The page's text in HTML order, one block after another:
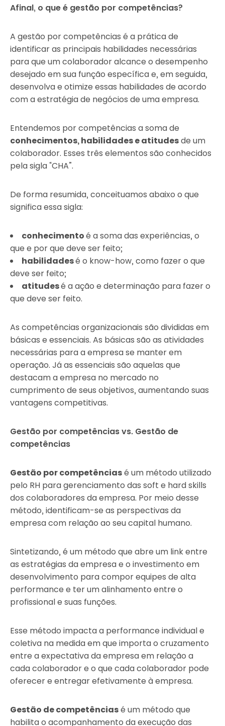
Afinal, o que é gestão por competências?
A gestão por competências é a prática de
identificar as principais habilidades necessárias
para que um colaborador alcance o desempenho
desejado em sua função específica e, em seguida,
desenvolva e otimize essas habilidades de acordo
com a estratégia de negócios de uma empresa.
Entendemos por competências a soma de
conhecimentos, habilidades e atitudesde um
colaborador. Esses três elementos são conhecidos
pela sigla “CHA”.
De forma resumida, conceituamos abaixo o que
significa essa sigla:
conhecimentoé a soma das experiências, o
que e por que deve ser feito;
habilidadesé o know-how, como fazer o que
deve ser feito;
atitudesé a ação e determinação para fazer o
que deve ser feito.
As competências organizacionais são divididas em
básicas e essenciais. As básicas são as atividades
necessárias para a empresa se manter em
operação. Já as essenciais são aquelas que
destacam a empresa no mercado no
cumprimento de seus objetivos, aumentando suas
vantagens competitivas.
Gestão por competências vs. Gestão de
competências
Gestão por competênciasé um método utilizado
pelo RH para gerenciamento das soft e hard skills
dos colaboradores da empresa. Por meio desse
método, identificam-se as perspectivas da
empresa com relação ao seu capital humano.
Sintetizando, é um método que abre um link entre
as estratégias da empresa e o investimento em
desenvolvimento para compor equipes de alta
performance e ter um alinhamento entre o
profissional e suas funções.
Esse método impacta a performance individual e
coletiva na medida em que importa o cruzamento
entre a expectativa da empresa em relação a
cada colaborador e o que cada colaborador pode
oferecer e entregar efetivamente à empresa.
Gestão de competênciasé um método que
habilita o acompanhamento da execução das